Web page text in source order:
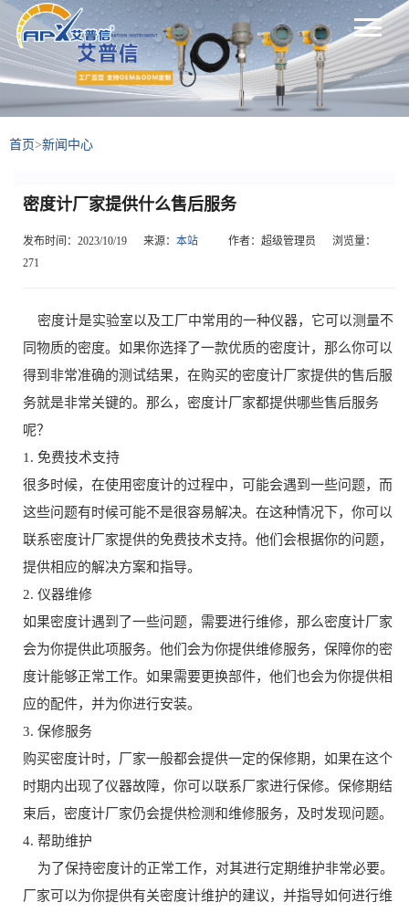
首页>新闻中心
密度计厂家提供什么售后服务
发布时间：2023/10/19 来源： 本站 作者：超级管理员
浏览量：
271
密度计是实验室以及工厂中常用的一种仪器，它可以测量不
同物质的密度。如果你选择了一款优质的密度计，那么你可以
得到非常准确的测试结果，在购买的密度计厂家提供的售后服
务就是非常关键的。那么，密度计厂家都提供哪些售后服务
呢？
1. 免费技术支持
很多时候，在使用密度计的过程中，可能会遇到一些问题，而
这些问题有时候可能不是很容易解决。在这种情况下，你可以
联系密度计厂家提供的免费技术支持。他们会根据你的问题，
提供相应的解决方案和指导。
2. 仪器维修
如果密度计遇到了一些问题，需要进行维修，那么密度计厂家
会为你提供此项服务。他们会为你提供维修服务，保障你的密
度计能够正常工作。如果需要更换部件，他们也会为你提供相
应的配件，并为你进行安装。
3. 保修服务
购买密度计时，厂家一般都会提供一定的保修期，如果在这个
时期内出现了仪器故障，你可以联系厂家进行保修。保修期结
束后，密度计厂家仍会提供检测和维修服务，及时发现问题。
4. 帮助维护
为了保持密度计的正常工作，对其进行定期维护非常必要。
厂家可以为你提供有关密度计维护的建议，并指导如何进行维